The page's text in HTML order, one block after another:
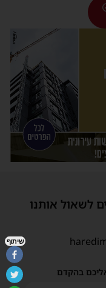
לשאול אותנו
בהקדם
שיתוף